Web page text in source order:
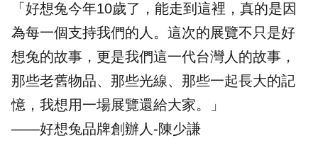
「好想兔今年10歲了，能走到這裡，真的是因
為每一個支持我們的人。這次的展覽不只是好
想兔的故事，更是我們這一代台灣人的故事，
那些老舊物品、那些光線、那些一起長大的記
憶，我想用一場展覽還給大家。」
——好想兔品牌創辦人-陳少謙